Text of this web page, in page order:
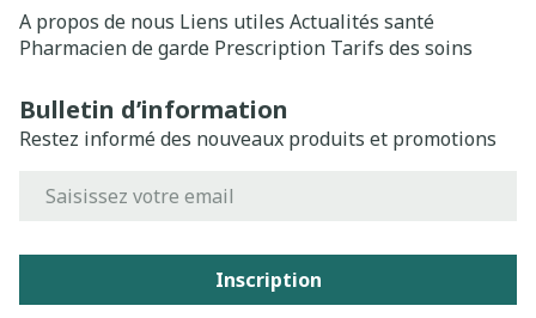
A propos de nous Liens utiles Actualités santé
Pharmacien de garde Prescription Tarifs des soins
Bulletin d’information
Restez informé des nouveaux produits et promotions
Inscription